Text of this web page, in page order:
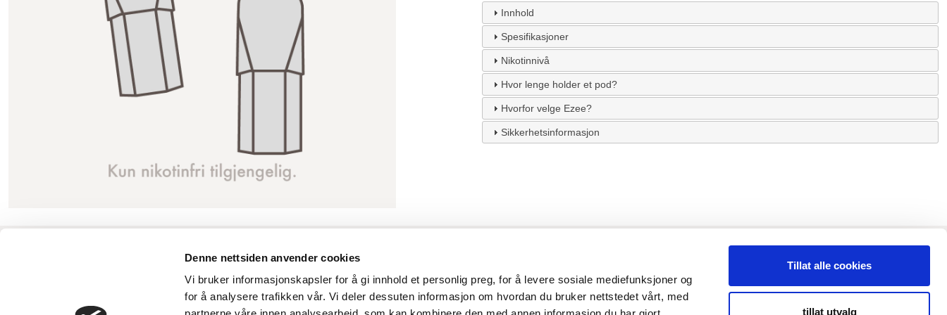
Denne nettsiden anvender cookies
Vi bruker informasjonskapsler for å gi innhold et personlig preg, for å levere sosiale mediefunksjoner og
for å analysere trafikken vår. Vi deler dessuten informasjon om hvordan du bruker nettstedet vårt, med
Tillat alle cookies
tillat utvalg
Innhold
Spesifikasjoner
Nikotinnivå
Hvor lenge holder et pod?
Hvorfor velge Ezee?
Sikkerhetsinformasjon
Levering og betaling
Engangs Vape
Pods
Puff Bar
Kontakt
Om Ezee
Blog
Produktinformasjon
c/o Nils Ingerslev
Horsens gate 3B
1516 Moss